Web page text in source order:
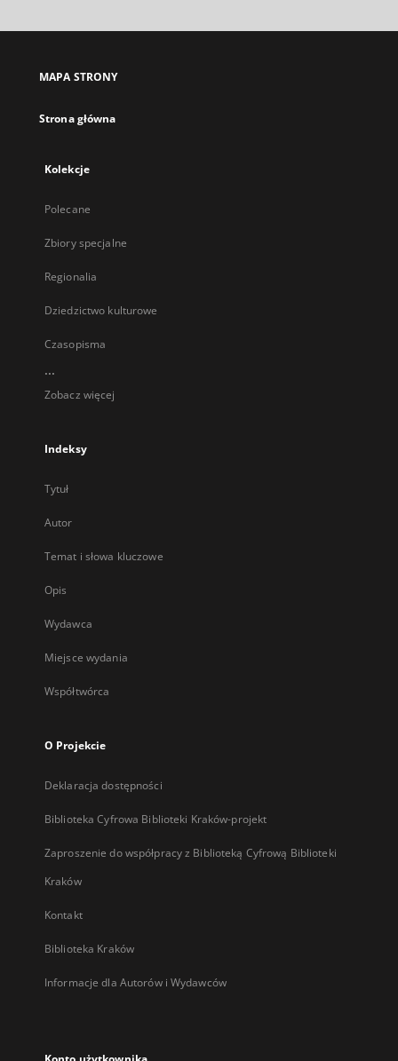
MAPA STRONY
Strona główna
Kolekcje
Polecane
Zbiory specjalne
Regionalia
Dziedzictwo kulturowe
Czasopisma
...
Zobacz więcej
Indeksy
Tytuł
Autor
Temat i słowa kluczowe
Opis
Wydawca
Miejsce wydania
Współtwórca
O Projekcie
Deklaracja dostępności
Biblioteka Cyfrowa Biblioteki Kraków-projekt
Zaproszenie do współpracy z Biblioteką Cyfrową Biblioteki
Kraków
Kontakt
Biblioteka Kraków
Informacje dla Autorów i Wydawców